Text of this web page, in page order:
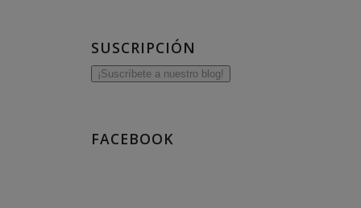
SUSCRIPCIÓN
¡Suscríbete a nuestro blog!
FACEBOOK